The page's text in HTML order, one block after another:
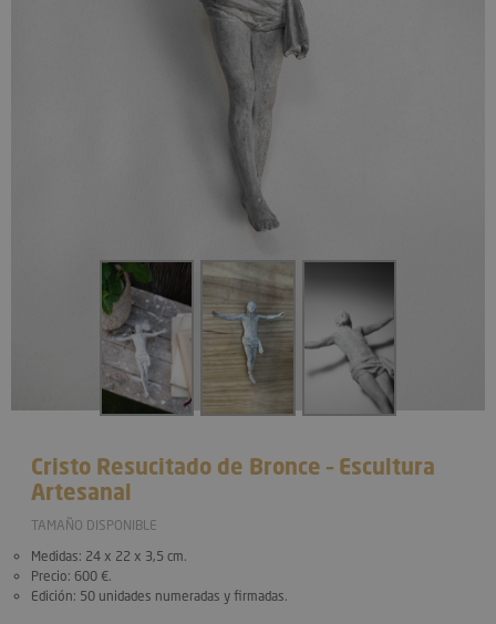
Cristo Resucitado de Bronce – Escultura
Artesanal
TAMAÑO DISPONIBLE
Medidas: 24 x 22 x 3,5 cm.
Precio: 600 €.
Edición: 50 unidades numeradas y firmadas.